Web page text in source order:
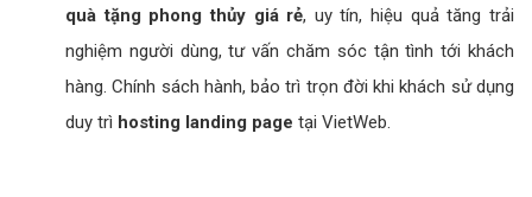
quà tặng phong thủy giá rẻ, uy tín, hiệu quả tăng trải
nghiệm người dùng, tư vấn chăm sóc tận tình tới khách
hàng. Chính sách hành, bảo trì trọn đời khi khách sử dụng
duy trì hosting landing page tại VietWeb.